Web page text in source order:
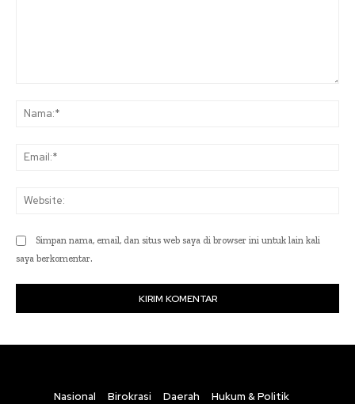
Simpan nama, email, dan situs web saya di browser ini untuk lain kali
saya berkomentar.
Nasional Birokrasi Daerah
Hukum & Politik